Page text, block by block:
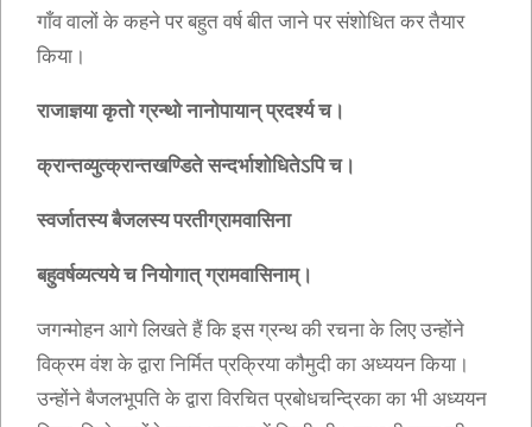
गाँव वालों के कहने पर बहुत वर्ष बीत जाने पर संशोधित कर तैयार
किया।
राजाज्ञया कृतो ग्रन्थो नानोपायान् प्रदर्श्य च।
क्रान्तव्युत्क्रान्तखण्डिते सन्दर्भाशोधितेऽपि च।
स्वर्जातस्य बैजलस्य परतीग्रामवासिना
बहुवर्षव्यत्यये च नियोगात् ग्रामवासिनाम्।
जगन्मोहन आगे लिखते हैं कि इस ग्रन्थ की रचना के लिए उन्होंने
विक्रम वंश के द्वारा निर्मित प्रक्रिया कौमुदी का अध्ययन किया।
उन्होंने बैजलभूपति के द्वारा विरचित प्रबोधचन्द्रिका का भी अध्ययन